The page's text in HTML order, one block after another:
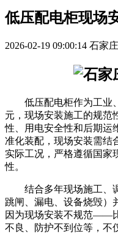
低压配电柜现场
2026-02-19 09:00:14 石家
低压配电柜作为工业
元，现场安装施工的规范
性、用电安全性和后期运
准化装配，现场安装需结
实际工况，严格遵循国家
性。
结合多年现场施工、
跳闸、漏电、设备烧毁）
因为现场安装不规范——
不良、防护不到位等，不